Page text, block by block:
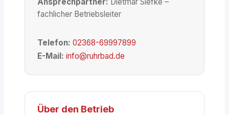
fachlicher Betriebsleiter
Telefon: 02368-69997899
E-Mail: info@ruhrbad.de
Über den Betrieb